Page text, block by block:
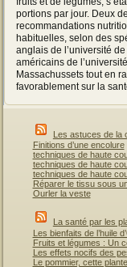
portions par jour. Deux
recommandations
habituelles, selon des
anglais de l’université
américains de
Massachussets tout en
favorablement sur la
Les astuces de la
Finitions d’une encolure
techniques de haute
techniques de haute
techniques de haute
Réparer le tissu sous
Ourler la veste
La santé par les
Les bienfaits de l’huile
Fruits et légumes : Un
Les effets nocifs des
Le pommier, cette